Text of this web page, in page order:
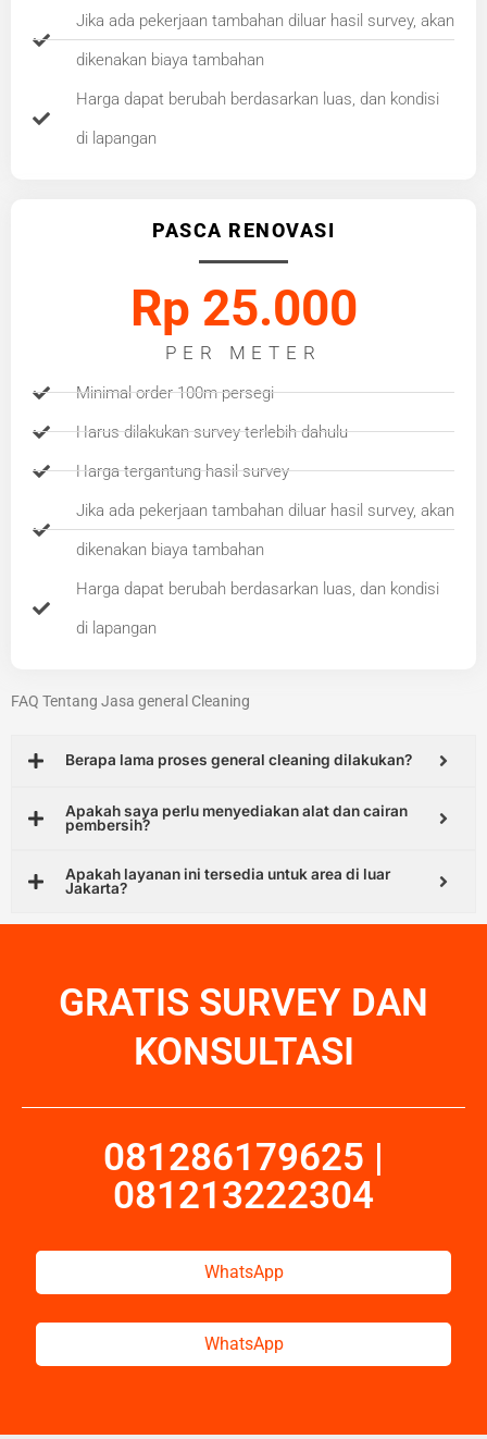
Jika ada pekerjaan tambahan diluar hasil survey, akan
dikenakan biaya tambahan
Harga dapat berubah berdasarkan luas, dan kondisi
di lapangan
PASCA RENOVASI
Rp 25.000
PER METER
Minimal order 100m persegi
Harus dilakukan survey terlebih dahulu
Harga tergantung hasil survey
Jika ada pekerjaan tambahan diluar hasil survey, akan
dikenakan biaya tambahan
Harga dapat berubah berdasarkan luas, dan kondisi
di lapangan
FAQ Tentang Jasa general Cleaning
Berapa lama proses general cleaning dilakukan?
Apakah saya perlu menyediakan alat dan cairan
pembersih?
Apakah layanan ini tersedia untuk area di luar
Jakarta?
GRATIS SURVEY DAN
KONSULTASI
081286179625 |
081213222304
WhatsApp
WhatsApp